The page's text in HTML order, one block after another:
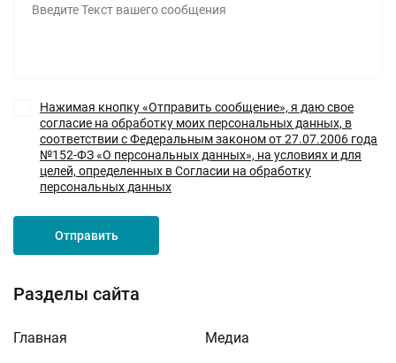
Разделы сайта
Главная Медиа
Нажимая кнопку «Отправить сообщение», я даю свое
согласие на обработку моих персональных данных, в
соответствии с Федеральным законом от 27.07.2006 года
№152-ФЗ «О персональных данных», на условиях и для
целей, определенных в Согласии на обработку
персональных данных
Отправить